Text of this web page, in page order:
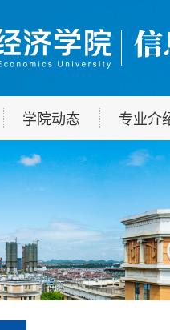
学院动态 专业介